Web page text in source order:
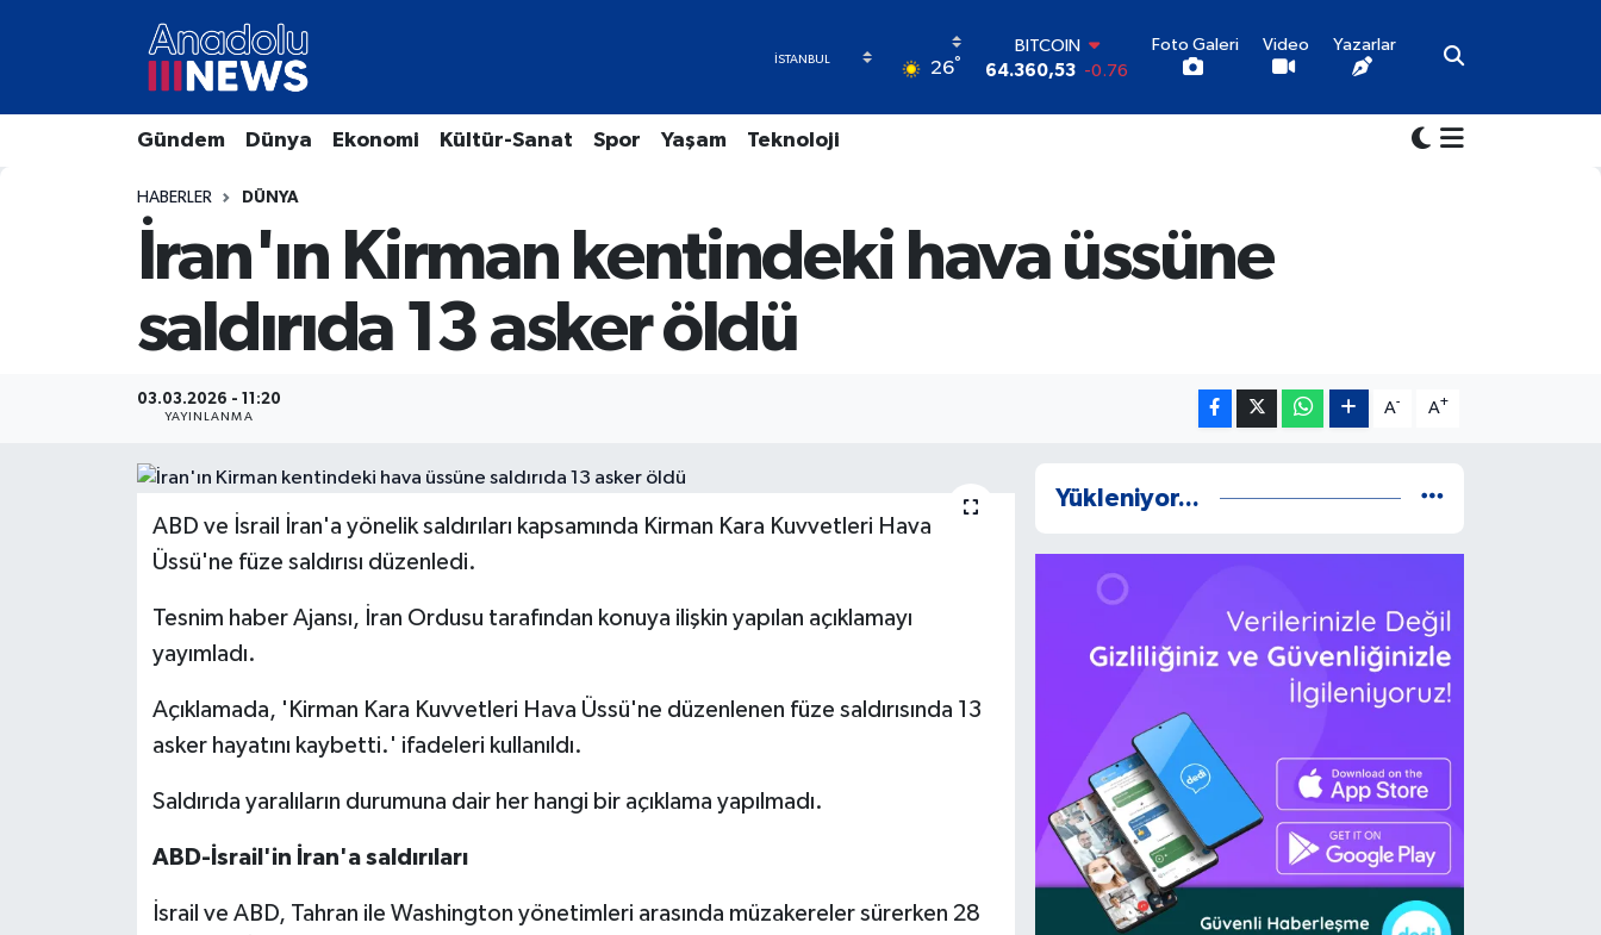
26°
BITCOIN
64.360,53 -0.76
GRAM ALTIN
6574.81 1.44
Foto Galeri Video Yazarlar
Gündem Dünya Ekonomi Kültür-Sanat Spor Yaşam Teknoloji
HABERLER DÜNYA
İran'ın Kirman kentindeki hava üssüne
saldırıda 13 asker öldü
03.03.2026 - 11:20
YAYINLANMA
A- A+
ABD ve İsrail İran'a yönelik saldırıları kapsamında Kirman Kara Kuvvetleri Hava
Üssü'ne füze saldırısı düzenledi.
Tesnim haber Ajansı, İran Ordusu tarafından konuya ilişkin yapılan açıklamayı
yayımladı.
Açıklamada, 'Kirman Kara Kuvvetleri Hava Üssü'ne düzenlenen füze saldırısında 13
asker hayatını kaybetti.' ifadeleri kullanıldı.
Saldırıda yaralıların durumuna dair her hangi bir açıklama yapılmadı.
ABD-İsrail'in İran'a saldırıları
İsrail ve ABD, Tahran ile Washington yönetimleri arasında müzakereler sürerken 28
Yükleniyor...
Hava Durumu
Trafik Durumu
Süper Lig Puan Durumu ve Fikstür
Tüm Manşetler
Son Dakika Haberleri
Haber Arşivi